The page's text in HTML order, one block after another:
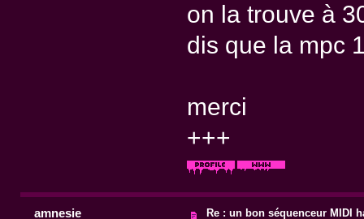
on la trouve à
dis que la mpc
merci
+++
amnesie Re : un bon séquenceur MIDI